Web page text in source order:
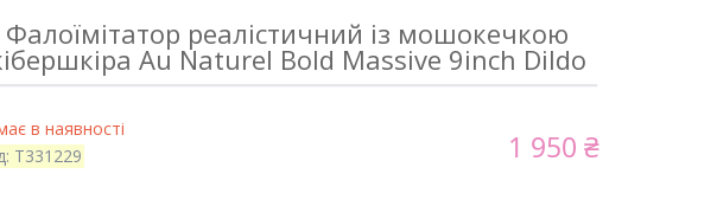
Фалоїмітатор реалістичний із мошокечкою
Au Naturel Bold Massive 9inch Dildo
в наявності
T331229 1 950 ₴